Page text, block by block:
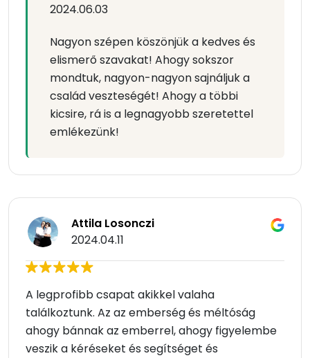
2024.06.03
Nagyon szépen köszönjük a kedves és
elismerő szavakat! Ahogy sokszor
mondtuk, nagyon-nagyon sajnáljuk a
család veszteségét! Ahogy a többi
kicsire, rá is a legnagyobb szeretettel
emlékezünk!
Attila Losonczi
2024.04.11
A legprofibb csapat akikkel valaha
találkoztunk. Az az emberség és méltóság
ahogy bánnak az emberrel, ahogy figyelembe
veszik a kéréseket és segítséget és